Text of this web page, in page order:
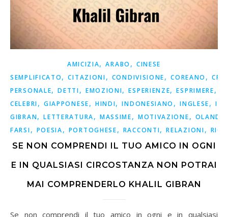
AMICIZIA,ARABO , CINESE
SEMPLIFICATO,CITAZIONI, CONDIVISIONE,COREANO ,
PERSONALE,DETTI, EMOZIONI,ESPERIENZE,ESPRIMERE,
CELEBRI, GIAPPONESE, HINDI,INDONESIANO ,INGLESE,
GIBRAN,LETTERATURA, MASSIME, MOTIVAZIONE,
FARSI, POESIA, PORTOGHESE, RACCONTI,RELAZIONI,
SE NON COMPRENDI IL TUO AMICO IN OGNI
E IN QUALSIASI CIRCOSTANZA NON POTRAI
MAI COMPRENDERLO KHALIL GIBRAN
Se non comprendi il tuo amico in ogni e in qualsiasi